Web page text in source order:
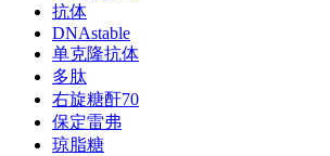
抗体
DNAstable
单克隆抗体
多肽
右旋糖酐70
保定雷弗
琼脂糖